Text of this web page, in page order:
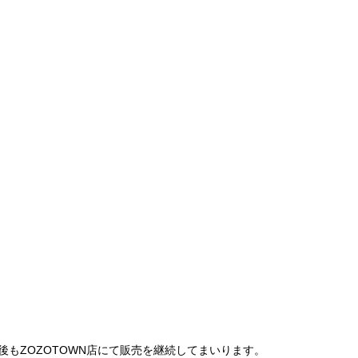
ZOZOTOWN店にて販売を継続してまいります。